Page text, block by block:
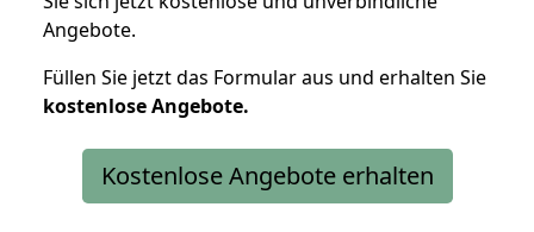
Angebote.
Füllen Sie jetzt das Formular aus und erhalten Sie
kostenloseAngebote.
Kostenlose Angebote erhalten